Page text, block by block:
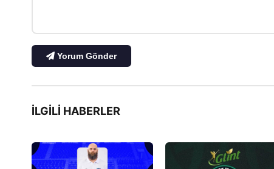
Yorum Gönder
İLGILI HABERLER